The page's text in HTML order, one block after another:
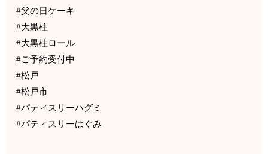
#父の日ケーキ
#大黒柱
#大黒柱ロール
#ご予約受付中
#松戸
#松戸市
#パティスリーハグミ
#パティスリーはぐみ